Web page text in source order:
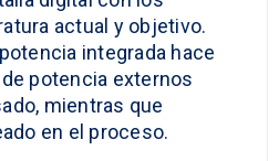
actual y objetivo.
integrada hace
potencia externos
mientras que
en el proceso.